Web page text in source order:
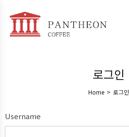
로그인
Home > 로그인
Username